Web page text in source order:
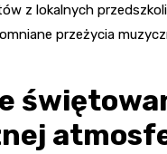
z lokalnych
przeżycia